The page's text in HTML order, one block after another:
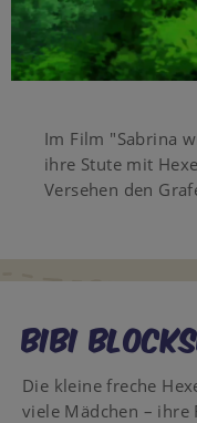
Im Film "Sabrina
ihre Stute mit
Versehen den
Bibi
Die kleine freche
viele Mädchen – ihre